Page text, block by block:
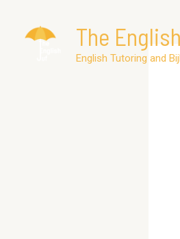
The
English Tutoring and
Post